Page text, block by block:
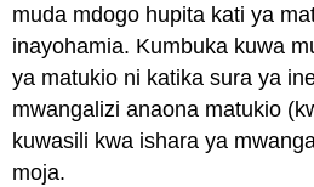
muda mdogo hupita kati ya
inayohamia. Kumbuka kuwa
ya matukio ni katika sura ya
mwangalizi anaona matukio
kuwasili kwa ishara ya
moja.